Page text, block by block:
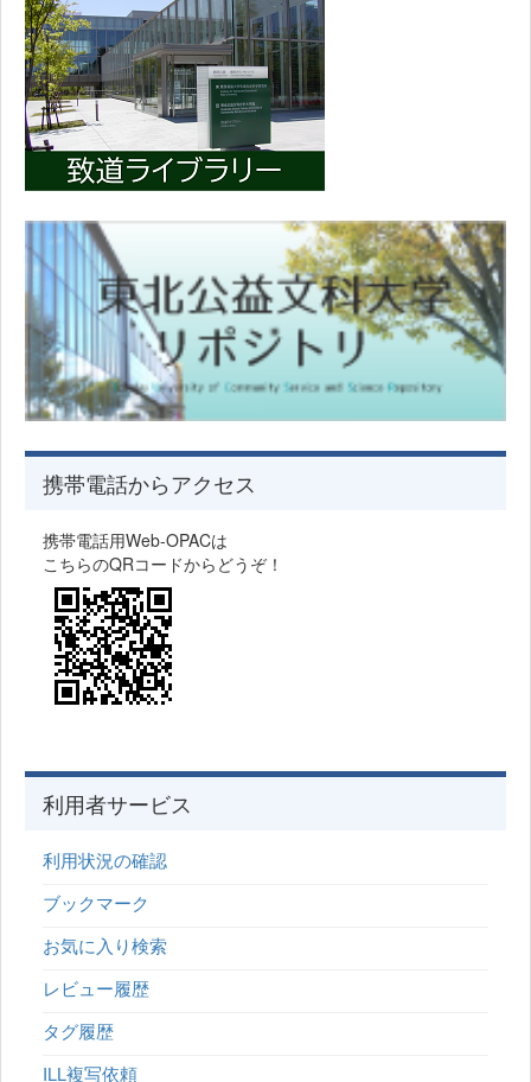
携帯電話からアクセス
携帯電話用Web-OPACは
こちらのQRコードからどうぞ！
利用者サービス
利用状況の確認
ブックマーク
お気に入り検索
レビュー履歴
タグ履歴
ILL複写依頼